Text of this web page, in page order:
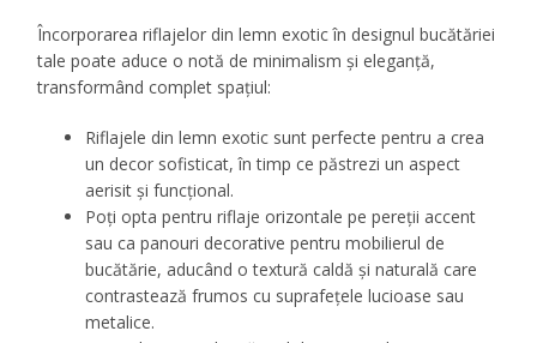
Încorporarea riflajelor din lemn exotic în designul bucătăriei
tale poate aduce o notă de minimalism și eleganță,
transformând complet spațiul:
Riflajele din lemn exotic sunt perfecte pentru a crea
un decor sofisticat, în timp ce păstrezi un aspect
aerisit și funcțional.
Poți opta pentru riflaje orizontale pe pereții accent
sau ca panouri decorative pentru mobilierul de
bucătărie, aducând o textură caldă și naturală care
contrastează frumos cu suprafețele lucioase sau
metalice.